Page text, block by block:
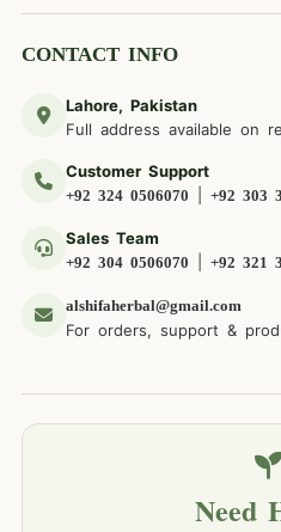
CONTACT INFO
Lahore, Pakistan
Full address available on
Customer Support
+92 324 0506070 +92 303
Sales Team
+92 304 0506070 +92 321
alshifaherbal@gmail.com
For orders, support &
Need